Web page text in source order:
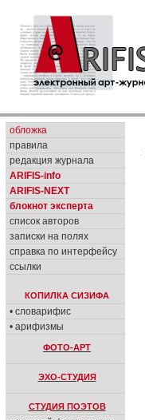
обложка
правила
редакция журнала
ARIFIS-info
ARIFIS-NEXT
блокнот эксперта
список авторов
записки на полях
справка по интерфейсу
ссылки
КОПИЛКА СИЗИФА
• словарифис
• арифизмы
ФОТО-АРТ
ЭХО-СТУДИЯ
СТУДИЯ ПОЭТОВ